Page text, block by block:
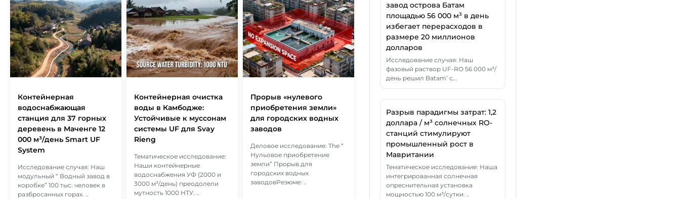
Контейнерная
водоснабжающая
станция для 37 горных
деревень в Маченге 12
000 м³/день Smart UF
System
Исследование случая: Наш
модульный “ Водный завод в
коробке” 100 тыс. человек в
разбросанных горах. ..
Контейнерная очистка
воды в Камбодже:
Устойчивые к муссонам
системы UF для Svay
Rieng
Тематическое исследование:
Наши контейнерные
водоснабжения УФ (2000 и
3000 м³/день) преодолели
мутность 1000 НТУ. ..
Прорыв «нулевого
приобретения земли»
для городских водных
заводов
Деловое исследование: The “
Нульовое приобретение
земли” Прорыв для
городских водных
заводовРезюме: ..
завод острова Батам
площадью 56 000 м³ в день
избегает перерасходов в
размере 20 миллионов
долларов
Исследование случая: Наш
фазовый раствор UF-RO 56 000 м³/
день решил Batam’ с...
Разрыв парадигмы затрат: 1,2
доллара / м³ солнечных RO-
станций стимулируют
промышленный рост в
Мавритании
Тематическое исследование: Наша
интегрированная солнечная
опреснительная установка
мощностью 100 м³/сутки. ..